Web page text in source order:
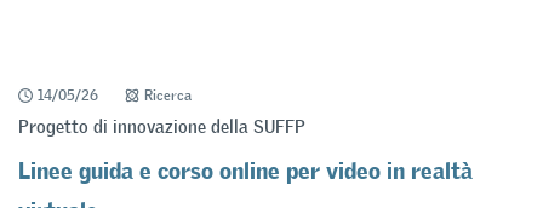
14/05/26 Ricerca
Progetto di innovazione della SUFFP
Linee guida e corso online per video in realtà